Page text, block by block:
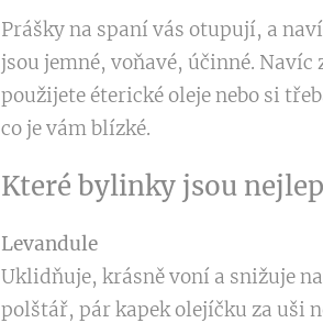
Prášky na spaní vás otupují, a
jsou jemné, voňavé, účinné.
použijete éterické oleje nebo si
co je vám blízké.
Které bylinky jsou
Levandule
Uklidňuje, krásně voní a snižuje
polštář, pár kapek olejíčku za uši